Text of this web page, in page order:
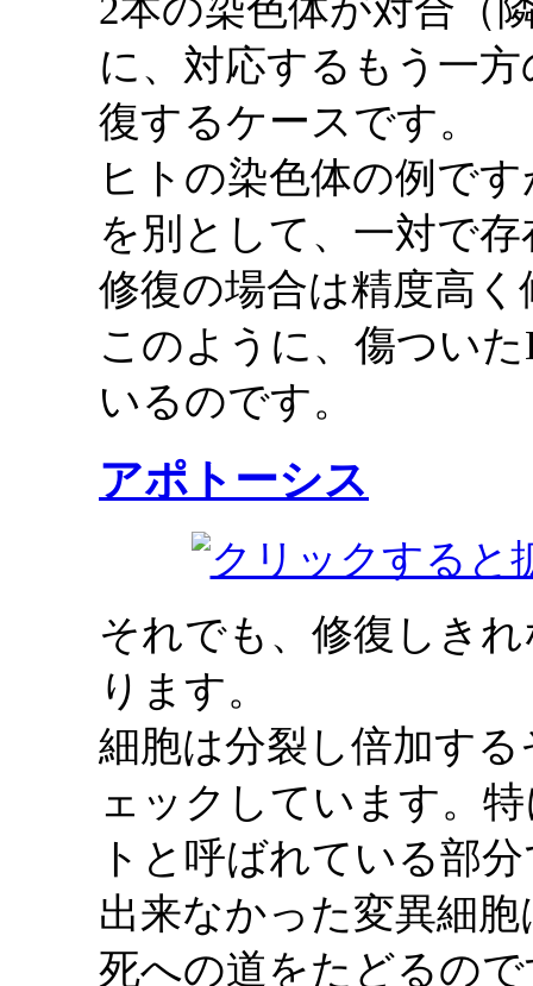
2本の染色体が対合（
に、対応するもう一
復するケースです。
ヒトの染色体の例で
を別として、一対で
修復の場合は精度高
このように、傷つい
いるのです。
アポトーシス
それでも、修復しき
ります。
細胞は分裂し倍加す
ェックしています。
トと呼ばれている部
出来なかった変異細
死への道をたどるの